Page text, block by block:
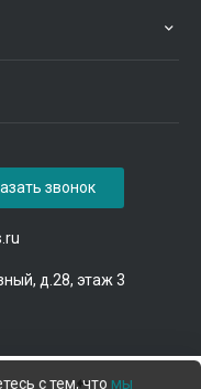
д.28, этаж 3
звонок
с тем, что мы